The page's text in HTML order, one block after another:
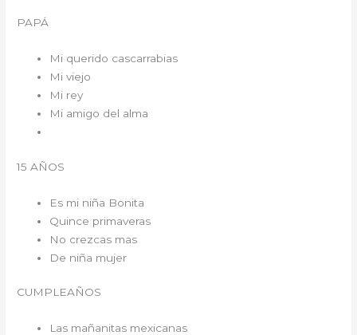
PAPÁ
Mi querido cascarrabias
Mi viejo
Mi rey
Mi amigo del alma
15 AÑOS
Es mi niña Bonita
Quince primaveras
No crezcas mas
De niña mujer
CUMPLEAÑOS
Las mañanitas mexicanas